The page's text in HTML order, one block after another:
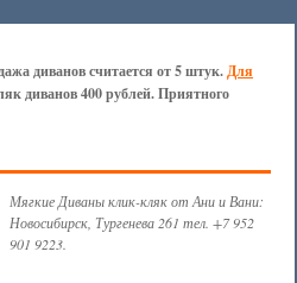
диванов считается от 5 штук.Для
диванов 400 рублей. Приятного
Мягкие Диваны клик-кляк от Ани и Вани:
Новосибирск, Тургенева 261 тел. +7 952
901 9223.